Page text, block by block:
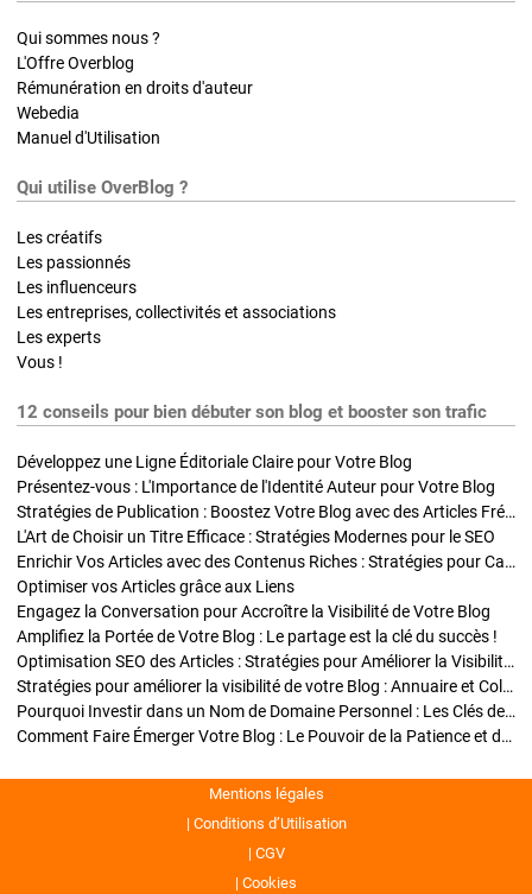
Qui sommes nous ?
L'Offre Overblog
Rémunération en droits d'auteur
Webedia
Manuel d'Utilisation
Qui utilise OverBlog ?
Les créatifs
Les passionnés
Les influenceurs
Les entreprises, collectivités et associations
Les experts
Vous !
12 conseils pour bien débuter son blog et booster son trafic
Développez une Ligne Éditoriale Claire pour Votre Blog
Présentez-vous : L'Importance de l'Identité Auteur pour Votre Blog
Stratégies de Publication : Boostez Votre Blog avec des Articles Fréquents et Exclusifs
L'Art de Choisir un Titre Efficace : Stratégies Modernes pour le SEO
Enrichir Vos Articles avec des Contenus Riches : Stratégies pour Captiver et Optimiser
Optimiser vos Articles grâce aux Liens
Engagez la Conversation pour Accroître la Visibilité de Votre Blog
Amplifiez la Portée de Votre Blog : Le partage est la clé du succès !
Optimisation SEO des Articles : Stratégies pour Améliorer la Visibilité de Votre Blog
Stratégies pour améliorer la visibilité de votre Blog : Annuaire et Collaborations
Pourquoi Investir dans un Nom de Domaine Personnel : Les Clés de la Réussite de Votre Blog
Comment Faire Émerger Votre Blog : Le Pouvoir de la Patience et de la Persévérance
Mentions légales
Conditions d’Utilisation
CGV
Cookies